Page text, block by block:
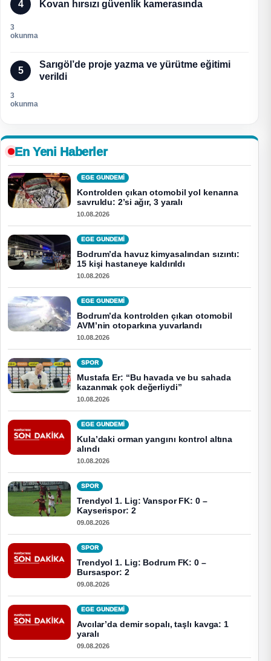
4 Kovan hırsızı güvenlik kamerasında
3
okunma
5
Sarıgöl’de proje yazma ve yürütme eğitimi
verildi
3
okunma
En Yeni Haberler
EGE GUNDEMİ
Kontrolden çıkan otomobil yol kenarına
savruldu: 2’si ağır, 3 yaralı
10.08.2026
EGE GUNDEMİ
Bodrum’da havuz kimyasalından sızıntı:
15 kişi hastaneye kaldırıldı
10.08.2026
EGE GUNDEMİ
Bodrum’da kontrolden çıkan otomobil
AVM’nin otoparkına yuvarlandı
10.08.2026
SPOR
Mustafa Er: “Bu havada ve bu sahada
kazanmak çok değerliydi”
10.08.2026
EGE GUNDEMİ
Kula’daki orman yangını kontrol altına
alındı
10.08.2026
SPOR
Trendyol 1. Lig: Vanspor FK: 0 –
Kayserispor: 2
09.08.2026
SPOR
Trendyol 1. Lig: Bodrum FK: 0 –
Bursaspor: 2
09.08.2026
EGE GUNDEMİ
Avcılar’da demir sopalı, taşlı kavga: 1
yaralı
09.08.2026